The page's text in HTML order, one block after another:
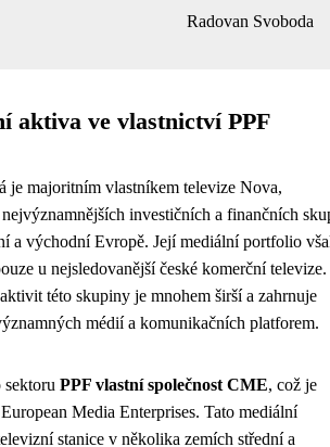
Radovan Svoboda
aktiva ve vlastnictví PPF
je majoritním vlastníkem televize Nova,
investičních a finančních
a východní Evropě. Její mediální portfolio
u nejsledovanější české komerční televize.
této skupiny je mnohem širší a zahrnuje
médií a komunikačních platforem.
PPF vlastní společnost CME, což je
Media Enterprises. Tato mediální
stanice v několika zemích střední a